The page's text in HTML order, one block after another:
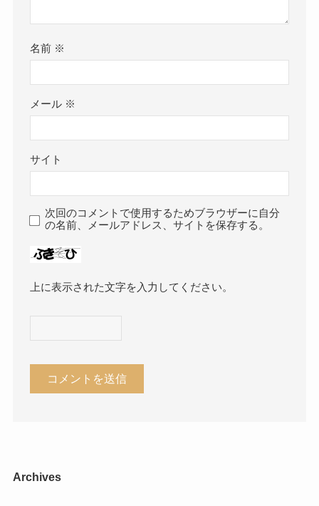
名前 ※
メール ※
サイト
次回のコメントで使用するためブラウザーに自分
の名前、メールアドレス、サイトを保存する。
上に表示された文字を入力してください。
Archives